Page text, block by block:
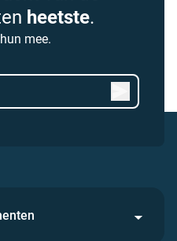
heetste.
mee.